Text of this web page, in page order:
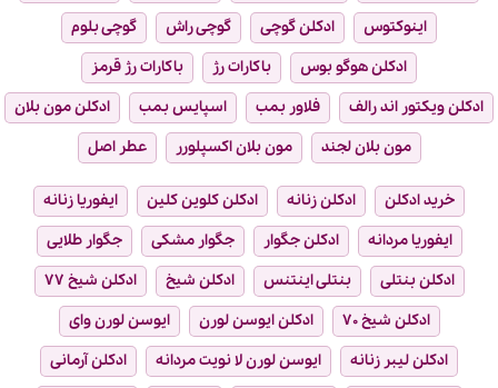
اینوکتوس
ادکلن گوچی گوچی راش
گوچی بلوم
ادکلن هوگو بوس
باکارات رژ
باکارات رژ قرمز
ادکلن ویکتور اند رالف
فلاور بمب اسپایس بمب
ادکلن مون بلان
مون بلان لجند
مون بلان اکسپلورر عطر اصل
خرید ادکلن ادکلن زنانه ادکلن کلوین کلین
ایفوریا زنانه
ایفوریا مردانه
ادکلن جگوار جگوار مشکی
جگوار طلایی
ادکلن بنتلی
بنتلی اینتنس ادکلن شیخ
ادکلن شیخ ۷۷
ادکلن شیخ ۷۰
ادکلن ایوسن لورن
ایوسن لورن وای
ادکلن لیبر زنانه
ایوسن لورن لا نویت مردانه
ادکلن آرمانی